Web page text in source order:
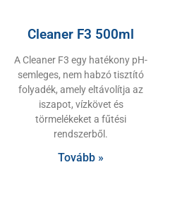
Cleaner F3 500ml
A Cleaner F3 egy hatékony pH-
semleges, nem habzó tisztító
folyadék, amely eltávolítja az
iszapot, vízkövet és
törmelékeket a fűtési
rendszerből.
Tovább »